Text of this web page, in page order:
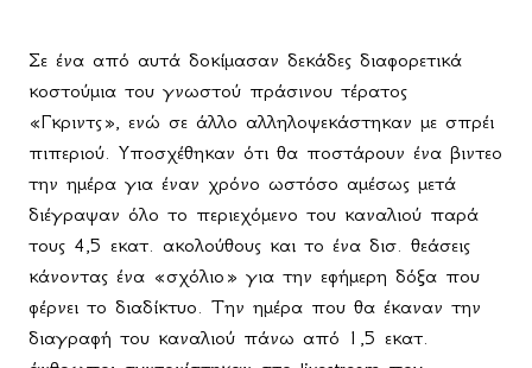
Σε ένα από αυτά δοκίμασαν δεκάδες διαφορετικά
κοστούμια του γνωστού πράσινου τέρατος
«Γκριντς», ενώ σε άλλο αλληλοψεκάστηκαν με σπρέι
πιπεριού. Υποσχέθηκαν ότι θα ποστάρουν ένα βιντεο
την ημέρα για έναν χρόνο ωστόσο αμέσως μετά
διέγραψαν όλο το περιεχόμενο του καναλιού παρά
τους 4,5 εκατ. ακολούθους και το ένα δισ. θεάσεις
κάνοντας ένα «σχόλιο» για την εφήμερη δόξα που
φέρνει το διαδίκτυο. Την ημέρα που θα έκαναν την
διαγραφή του καναλιού πάνω από 1,5 εκατ.